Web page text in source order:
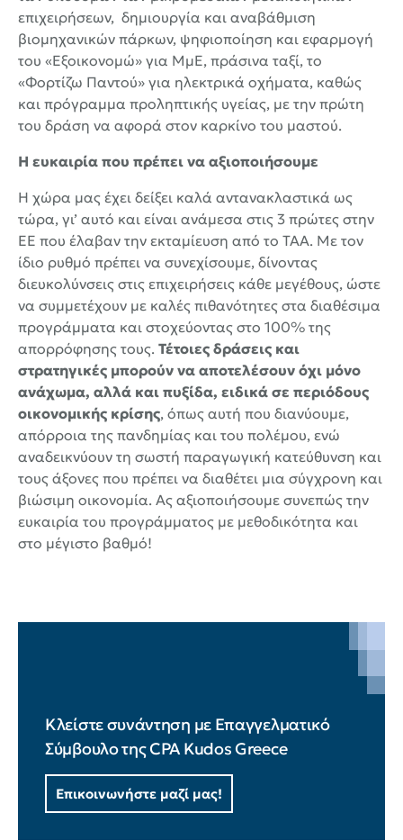
επιχειρήσεων, δημιουργία και αναβάθμιση
βιομηχανικών πάρκων, ψηφιοποίηση και εφαρμογή
του «Εξοικονομώ» για ΜμΕ, πράσινα ταξί, το
«Φορτίζω Παντού» για ηλεκτρικά οχήματα, καθώς
και πρόγραμμα προληπτικής υγείας, με την πρώτη
του δράση να αφορά στον καρκίνο του μαστού.
Η ευκαιρία που πρέπει να αξιοποιήσουμε
Η χώρα μας έχει δείξει καλά αντανακλαστικά ως
τώρα, γι’ αυτό και είναι ανάμεσα στις 3 πρώτες στην
ΕΕ που έλαβαν την εκταμίευση από το ΤΑΑ. Με τον
ίδιο ρυθμό πρέπει να συνεχίσουμε, δίνοντας
διευκολύνσεις στις επιχειρήσεις κάθε μεγέθους, ώστε
να συμμετέχουν με καλές πιθανότητες στα διαθέσιμα
προγράμματα και στοχεύοντας στο 100% της
απορρόφησης τους. Τέτοιες δράσεις και
στρατηγικές μπορούν να αποτελέσουν όχι μόνο
ανάχωμα, αλλά και πυξίδα, ειδικά σε περιόδους
οικονομικής κρίσης, όπως αυτή που διανύουμε,
απόρροια της πανδημίας και του πολέμου, ενώ
αναδεικνύουν τη σωστή παραγωγική κατεύθυνση και
τους άξονες που πρέπει να διαθέτει μια σύγχρονη και
βιώσιμη οικονομία. Ας αξιοποιήσουμε συνεπώς την
ευκαιρία του προγράμματος με μεθοδικότητα και
στο μέγιστο βαθμό!
Κλείστε συνάντηση με Επαγγελματικό
Σύμβουλο της CPA Kudos Greece
Επικοινωνήστε μαζί μας!